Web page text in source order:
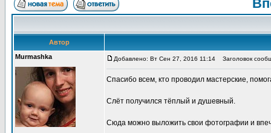
Автор
Murmashka
Добавлено: Вт Сен 27, 2016 11:14 Заголовок
Спасибо всем, кто проводил мастерские,
Слёт получился тёплый и душевный.
Сюда можно выложить свои фотографии и